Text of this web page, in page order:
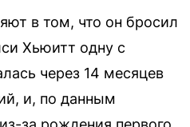
в том, что он бросил
Хьюитт одну с
через 14 месяцев
и, по данным